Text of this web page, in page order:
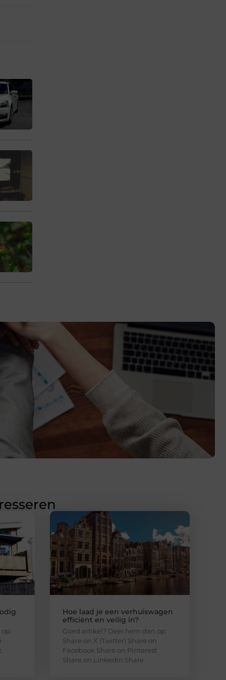
Hoe laad je een verhuiswagen
efficiënt en veilig in?
Goed artikel? Deel hem dan op:
Share on X (Twitter) Share on
Facebook Share on Pinterest
Share on LinkedIn Share